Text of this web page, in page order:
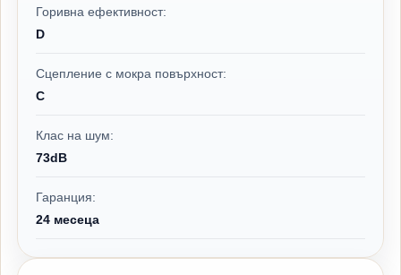
Горивна ефективност:
D
Сцепление с мокра повърхност:
C
Клас на шум:
73dB
Гаранция:
24 месеца